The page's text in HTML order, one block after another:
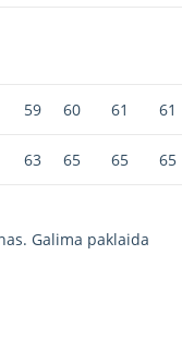
59 60 61 61
63 65 65 65
Galima paklaida